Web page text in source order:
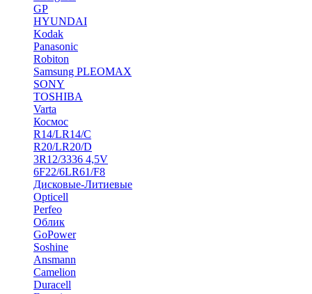
GP
HYUNDAI
Kodak
Panasonic
Robiton
Samsung PLEOMAX
SONY
TOSHIBA
Varta
Космос
R14/LR14/C
R20/LR20/D
3R12/3336 4,5V
6F22/6LR61/F8
Дисковые-Литиевые
Opticell
Perfeo
Облик
GoPower
Soshine
Ansmann
Camelion
Duracell